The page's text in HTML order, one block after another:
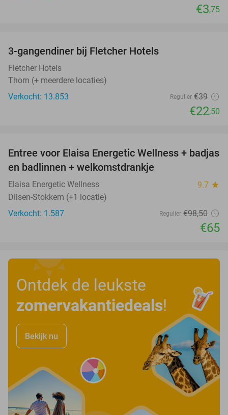
€3,75
3-gangendiner bij Fletcher Hotels
Fletcher Hotels
Thorn (+ meerdere locaties)
Verkocht: 13.853
Regulier €39
€22,50
34%
Entree voor Elaisa Energetic Wellness + badjas
en badlinnen + welkomstdrankje
Elaisa Energetic Wellness 9.7 star
Dilsen-Stokkem (+1 locatie)
Verkocht: 1.587
Regulier €98,50
€65
Ontdek de leukste
zomervakantiedeals!
Bekijk nu